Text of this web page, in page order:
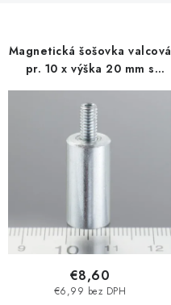
Magnetická šošovka valcová
pr. 10 x výška 20 mm s
vonkajším závitom M4.
dĺžka závitu 8 mm
€6,99 bez DPH
€8,60